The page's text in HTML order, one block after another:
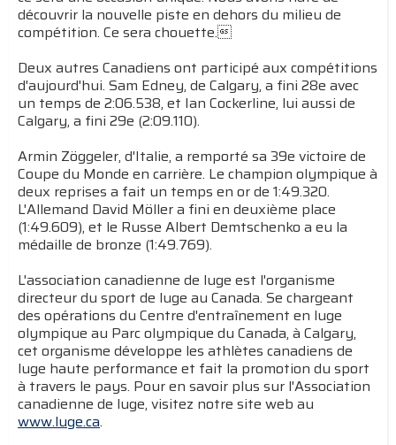
découvrir la nouvelle piste en dehors du milieu de
compétition. Ce sera chouette.
Deux autres Canadiens ont participé aux compétitions
d'aujourd'hui. Sam Edney, de Calgary, a fini 28e avec
un temps de 2:06.538, et Ian Cockerline, lui aussi de
Calgary, a fini 29e (2:09.110).
Armin Zöggeler, d'Italie, a remporté sa 39e victoire de
Coupe du Monde en carrière. Le champion olympique à
deux reprises a fait un temps en or de 1:49.320.
L'Allemand David Möller a fini en deuxième place
(1:49.609), et le Russe Albert Demtschenko a eu la
médaille de bronze (1:49.769).
L'association canadienne de luge est l'organisme
directeur du sport de luge au Canada. Se chargeant
des opérations du Centre d'entraînement en luge
olympique au Parc olympique du Canada, à Calgary,
cet organisme développe les athlètes canadiens de
luge haute performance et fait la promotion du sport
à travers le pays. Pour en savoir plus sur l'Association
canadienne de luge, visitez notre site web au
www.luge.ca.